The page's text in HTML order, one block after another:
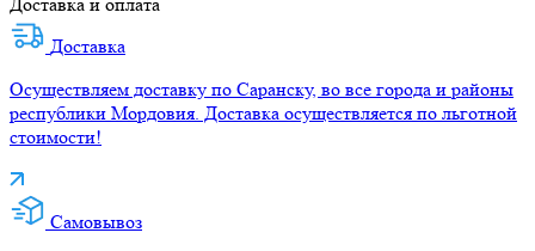
Доставка
Осуществляем доставку по Саранску, во все города и районы
республики Мордовия. Доставка осуществляется по льготной
стоимости!
Самовывоз